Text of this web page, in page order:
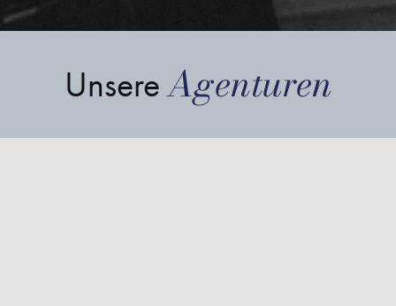
UnsereAgenturen